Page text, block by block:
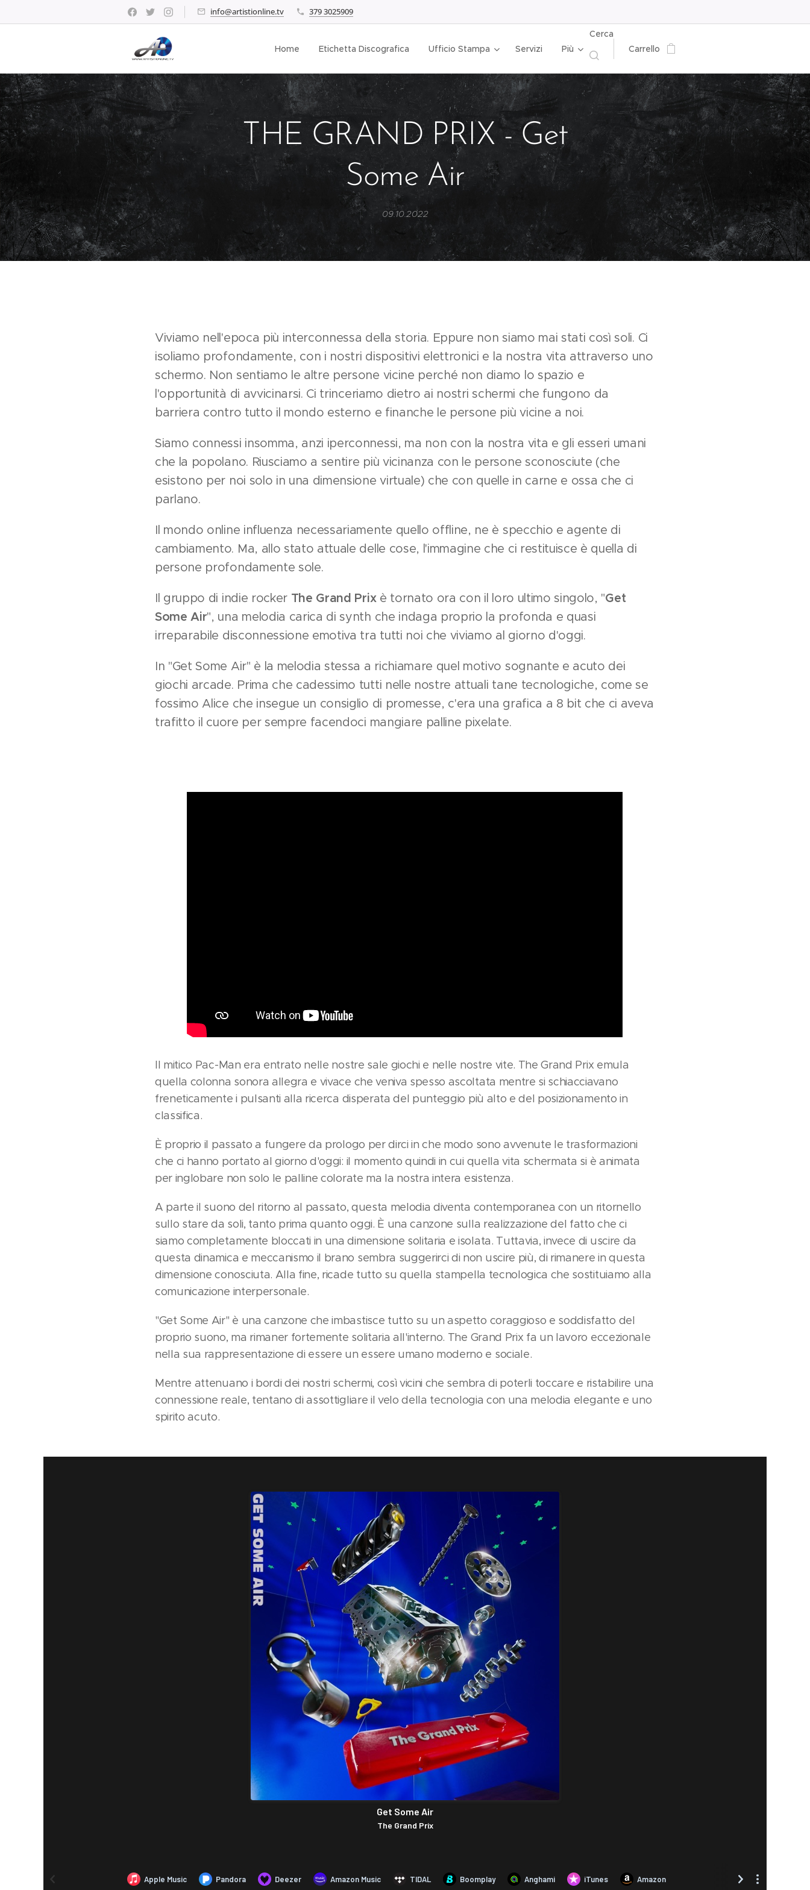
info@artistionline.tv 379 3025909
Home Etichetta Discografica Ufficio Stampa Servizi Più
Cerca
Carrello
THE GRAND PRIX - Get
Some Air
09.10.2022
Viviamo nell'epoca più interconnessa della storia. Eppure non siamo mai stati così soli. Ci
isoliamo profondamente, con i nostri dispositivi elettronici e la nostra vita attraverso uno
schermo. Non sentiamo le altre persone vicine perché non diamo lo spazio e
l'opportunità di avvicinarsi. Ci trinceriamo dietro ai nostri schermi che fungono da
barriera contro tutto il mondo esterno e finanche le persone più vicine a noi.
Siamo connessi insomma, anzi iperconnessi, ma non con la nostra vita e gli esseri umani
che la popolano. Riusciamo a sentire più vicinanza con le persone sconosciute (che
esistono per noi solo in una dimensione virtuale) che con quelle in carne e ossa che ci
parlano.
Il mondo online influenza necessariamente quello offline, ne è specchio e agente di
cambiamento. Ma, allo stato attuale delle cose, l'immagine che ci restituisce è quella di
persone profondamente sole.
Il gruppo di indie rocker The Grand Prixè tornato ora con il loro ultimo singolo, "Get
Some Air", una melodia carica di synth che indaga proprio la profonda e quasi
irreparabile disconnessione emotiva tra tutti noi che viviamo al giorno d'oggi.
In "Get Some Air" è la melodia stessa a richiamare quel motivo sognante e acuto dei
giochi arcade. Prima che cadessimo tutti nelle nostre attuali tane tecnologiche, come se
fossimo Alice che insegue un consiglio di promesse, c'era una grafica a 8 bit che ci aveva
trafitto il cuore per sempre facendoci mangiare palline pixelate.
Il mitico Pac-Man era entrato nelle nostre sale giochi e nelle nostre vite. The Grand Prix emula
quella colonna sonora allegra e vivace che veniva spesso ascoltata mentre si schiacciavano
freneticamente i pulsanti alla ricerca disperata del punteggio più alto e del posizionamento in
classifica.
È proprio il passato a fungere da prologo per dirci in che modo sono avvenute le trasformazioni
che ci hanno portato al giorno d'oggi: il momento quindi in cui quella vita schermata si è animata
per inglobare non solo le palline colorate ma la nostra intera esistenza.
A parte il suono del ritorno al passato, questa melodia diventa contemporanea con un ritornello
sullo stare da soli, tanto prima quanto oggi. È una canzone sulla realizzazione del fatto che ci
siamo completamente bloccati in una dimensione solitaria e isolata. Tuttavia, invece di uscire da
questa dinamica e meccanismo il brano sembra suggerirci di non uscire più, di rimanere in questa
dimensione conosciuta. Alla fine, ricade tutto su quella stampella tecnologica che sostituiamo alla
comunicazione interpersonale.
"Get Some Air" è una canzone che imbastisce tutto su un aspetto coraggioso e soddisfatto del
proprio suono, ma rimaner fortemente solitaria all'interno. The Grand Prix fa un lavoro eccezionale
nella sua rappresentazione di essere un essere umano moderno e sociale.
Mentre attenuano i bordi dei nostri schermi, così vicini che sembra di poterli toccare e ristabilire una
connessione reale, tentano di assottigliare il velo della tecnologia con una melodia elegante e uno
spirito acuto.